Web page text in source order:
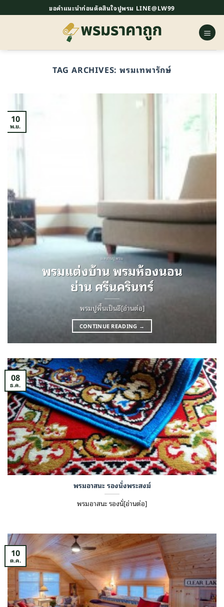
ไป
ขอคำแนะนำก่อนตัดสินใจปูพรม LINE@LW99
TAG ARCHIVES:พรมเทพารักษ์
ผลงานปูพรม
พรมแต่งบ้าน พรมห้องนอน
ย่าน ศรีนครินทร์
พรมปูพื้นเป็นอี[อ่านต่อ]
CONTINUE READING →
10
พ.ย.
พรมอาสนะ รองนั่งพระสงฆ์
พรมอาสนะ รองนั่[อ่านต่อ]
08
ธ.ค.
10
ต.ค.